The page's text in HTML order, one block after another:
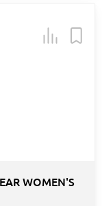
WOMEN'S